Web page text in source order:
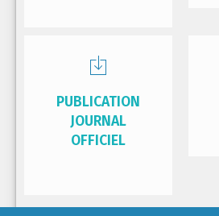
PUBLICATION
JOURNAL
OFFICIEL